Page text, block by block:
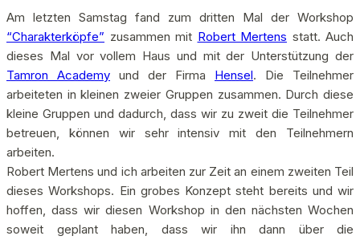
Am letzten Samstag fand zum dritten Mal der Workshop
“Charakterköpfe” zusammen mit Robert Mertens statt. Auch
dieses Mal vor vollem Haus und mit der Unterstützung der
Tamron Academy und der Firma Hensel. Die Teilnehmer
arbeiteten in kleinen zweier Gruppen zusammen. Durch diese
kleine Gruppen und dadurch, dass wir zu zweit die Teilnehmer
betreuen, können wir sehr intensiv mit den Teilnehmern
arbeiten.
Robert Mertens und ich arbeiten zur Zeit an einem zweiten Teil
dieses Workshops. Ein grobes Konzept steht bereits und wir
hoffen, dass wir diesen Workshop in den nächsten Wochen
soweit geplant haben, dass wir ihn dann über die